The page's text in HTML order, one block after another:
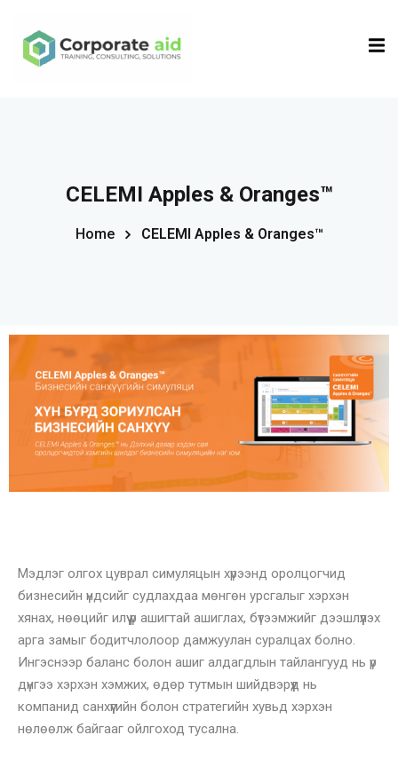
CELEMI Apples & Oranges™
Home CELEMI Apples & Oranges™
Мэдлэг олгох цуврал симуляцын хүрээнд оролцогчид
бизнесийн үндсийг судлахдаа мөнгөн урсгалыг хэрхэн
хянах, нөөцийг илүү үр ашигтай ашиглах, бүтээмжийг дээшлүүлэх
арга замыг бодитчлолоор дамжуулан суралцах болно.
Ингэснээр баланс болон ашиг алдагдлын тайлангууд нь үр
дүнгээ хэрхэн хэмжих, өдөр тутмын шийдвэрүүд нь
компанид санхүүгийн болон стратегийн хувьд хэрхэн
нөлөөлж байгааг ойлгоход тусална.
Sign in